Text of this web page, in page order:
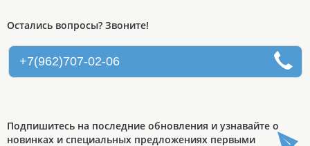
Остались вопросы? Звоните!
+7(962)707-02-06
Подпишитесь на последние обновления и узнавайте о
новинках и специальных предложениях первыми